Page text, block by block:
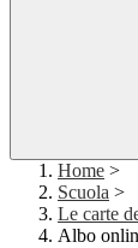
Home >
Scuola >
Le carte
Albo